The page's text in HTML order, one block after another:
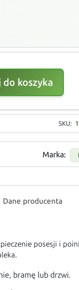
do koszyka
SKU:
Marka:
Dane producenta
posesji i
bramę lub drzwi.